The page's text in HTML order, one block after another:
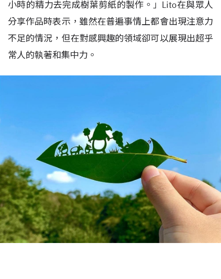
小時的精力去完成樹葉剪紙的製作。」Lito在與眾人
分享作品時表示，雖然在普遍事情上都會出現注意力
不足的情況，但在對感興趣的領域卻可以展現出超乎
常人的執著和集中力。